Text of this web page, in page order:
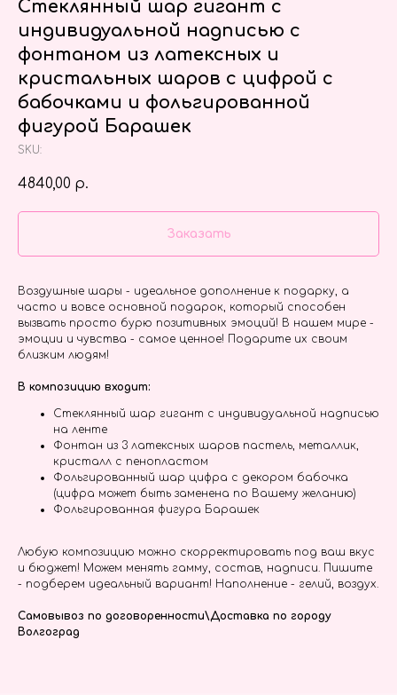
Стеклянный шар гигант с
индивидуальной надписью с
фонтаном из латексных и
кристальных шаров с цифрой с
бабочками и фольгированной
фигурой Барашек
SKU:
4840,00 р.
Заказать
Воздушные шары - идеальное дополнение к подарку, а
часто и вовсе основной подарок, который способен
вызвать просто бурю позитивных эмоций! В нашем мире -
эмоции и чувства - самое ценное! Подарите их своим
близким людям!
В композицию входит:
Стеклянный шар гигант с индивидуальной надписью
на ленте
Фонтан из 3 латексных шаров пастель, металлик,
кристалл с пенопластом
Фольгированный шар цифра с декором бабочка
(цифра может быть заменена по Вашему желанию)
Фольгированная фигура Барашек
Любую композицию можно скорректировать под ваш вкус
и бюджет! Можем менять гамму, состав, надписи. Пишите
- подберем идеальный вариант! Наполнение - гелий, воздух.
Самовывоз по договоренности\Доставка по городу
Волгоград